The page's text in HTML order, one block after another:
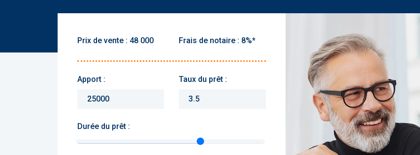
Prix de vente : Frais de notaire :
Apport : Taux du prêt :
Durée du prêt :